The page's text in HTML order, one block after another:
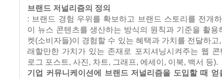
브랜드 저널리즘의 정의
: 브랜드 경험 우위를 확보하고 브랜드 스토리를 전개
이 뉴스 콘텐츠를 생산하는 방식의 원칙과 기준을 활용
켓(소비자들)이 경험할 수 있는 혜택과 가치를 전달하고
래할만한 가치가 있는 존재로 포지셔닝시켜주는 웹 콘
로그 포스트, 사진, 차트, 그래프, 에세이, 이북, 백서 등).
기업 커뮤니케이션에 브랜드 저널리즘을 도입할 때